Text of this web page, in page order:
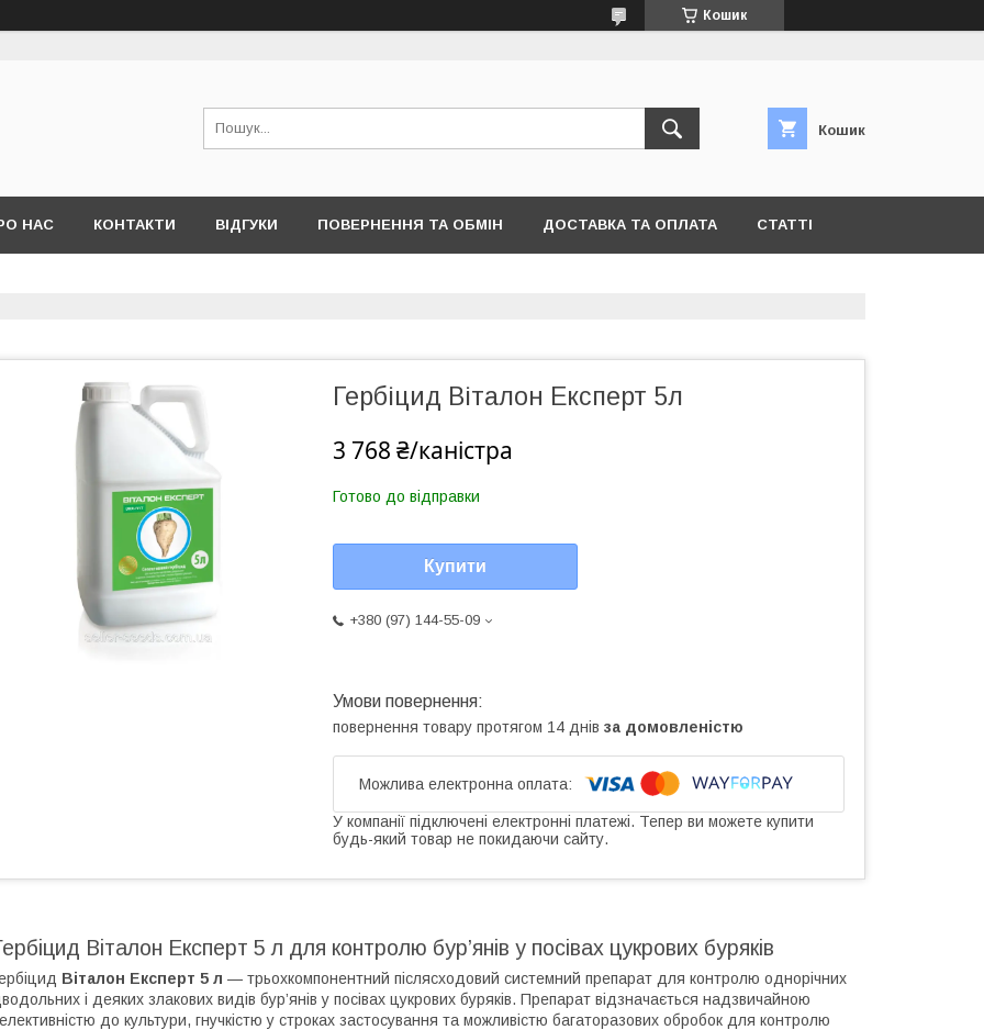
Кошик
Кошик
НАС КОНТАКТИ ВІДГУКИ ПОВЕРНЕННЯ ТА ОБМІН ДОСТАВКА ТА ОПЛАТА СТАТТІ
Гербіцид Віталон Експерт 5л
3 768 ₴/каністра
Готово до відправки
Купити
+380 (97) 144-55-09
повернення товару протягом 14 днів за домовленістю
У компанії підключені електронні платежі. Тепер ви можете купити
будь-який товар не покидаючи сайту.
Віталон Експерт 5 л для контролю бур’янів у посівах цукрових буряків
Віталон Експерт 5 л — трьохкомпонентний післясходовий системний препарат для контролю однорічних
і деяких злакових видів бур’янів у посівах цукрових буряків. Препарат відзначається надзвичайною
до культури, гнучкістю у строках застосування та можливістю багаторазових обробок для контролю